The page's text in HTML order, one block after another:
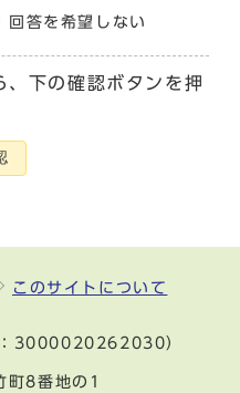
回答を希望しない
、下の確認ボタンを押
このサイトについて
：3000020262030）
8番地の1